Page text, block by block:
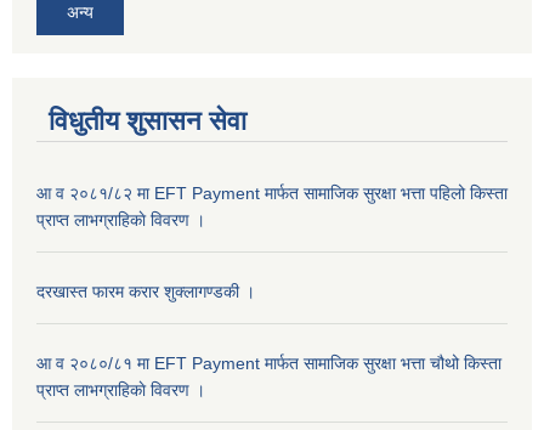
अन्य
विधुतीय शुसासन सेवा
आ व २०८१/८२ मा EFT Payment मार्फत सामाजिक सुरक्षा भत्ता पहिलो किस्ता
प्राप्त लाभग्राहिकाे विवरण ।
दरखास्त फारम करार शुक्लागण्डकी ।
आ व २०८०/८१ मा EFT Payment मार्फत सामाजिक सुरक्षा भत्ता चौथो किस्ता
प्राप्त लाभग्राहिकाे विवरण ।